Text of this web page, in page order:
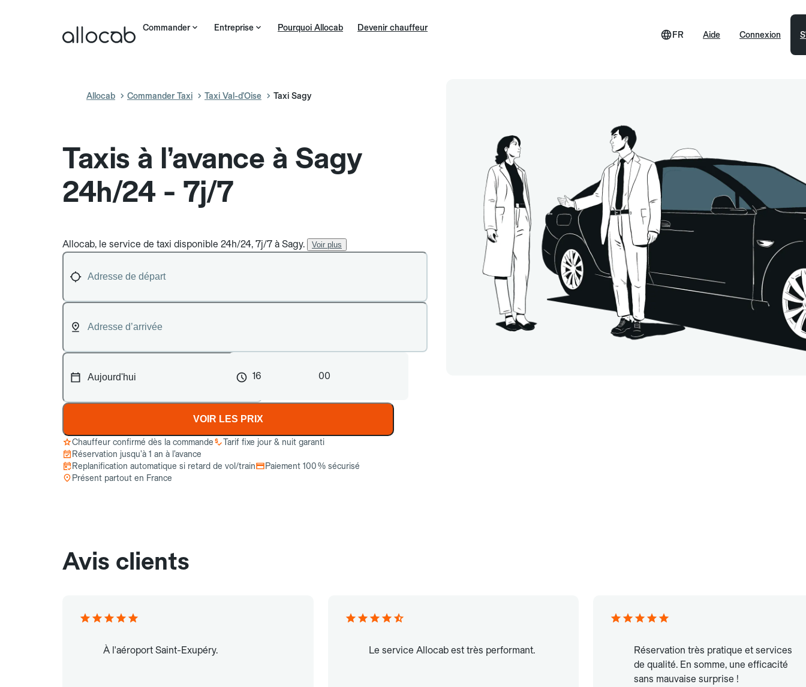
Commander Entreprise Pourquoi Allocab Devenir chauffeur
Aide
FR Connexion
Allocab Commander Taxi Taxi Val-d'Oise Taxi Sagy
Taxis à l’avance à Sagy
24h/24 - 7j/7
Allocab, le service de taxi disponible 24h/24, 7j/7 à Sagy. Voir plus
16 00
VOIR LES PRIX
Chauffeur confirmé dès la commande
Tarif fixe jour & nuit garanti
Réservation jusqu’à 1 an à l’avance
Replanification automatique si retard de vol/train
Paiement 100 % sécurisé
Présent partout en France
Avis clients
À l'aéroport Saint-Exupéry. Le service Allocab est très performant.
Réservation très pratique et services
de qualité. En somme, une efficacité
sans mauvaise surprise !